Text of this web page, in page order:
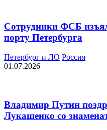
Сотрудники ФСБ
порту Петербурга
Петербург и ЛО Россия
01.07.2026
Владимир Путин
Лукашенко со